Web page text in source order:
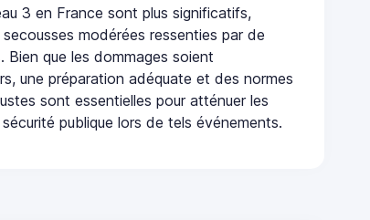
3 en France sont plus significatifs,
modérées ressenties par de
Bien que les dommages soient
une préparation adéquate et des normes
sont essentielles pour atténuer les
publique lors de tels événements.